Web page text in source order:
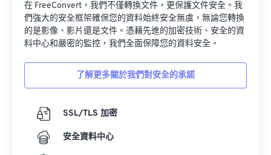
在 FreeConvert，我們不僅轉換文件，更保護文件安全。我
們強大的安全框架確保您的資料始終安全無虞，無論您轉換
的是影像、影片還是文件。憑藉先進的加密技術、安全的資
料中心和嚴密的監控，我們全面保障您的資料安全。
了解更多關於我們對安全的承諾
SSL/TLS 加密
安全資料中心